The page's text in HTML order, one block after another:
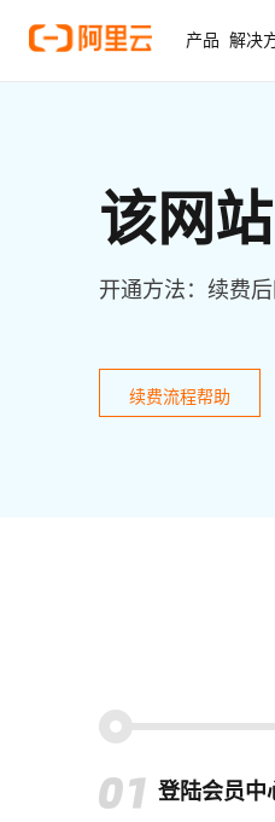
产品 解决
该网
开通方法：续费
续费流程帮助
登陆会员中